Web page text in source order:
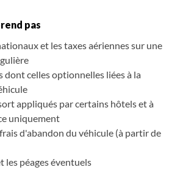
pas
et les taxes aériennes sur une
dont celles optionnelles liées à la
appliqués par certains hôtels et à
uniquement
d'abandon du véhicule (à partir de
les péages éventuels